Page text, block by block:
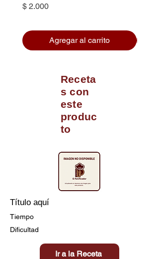
Precio
$ 2.000
Agregar al carrito
Receta
s con
este
produc
to
Título aquí
Tiempo
Dificultad
Ir a la Receta